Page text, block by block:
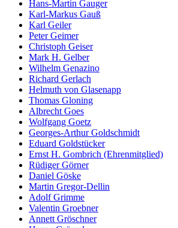
Hans-Martin Gauger
Karl-Markus Gauß
Karl Geiler
Peter Geimer
Christoph Geiser
Mark H. Gelber
Wilhelm Genazino
Richard Gerlach
Helmuth von Glasenapp
Thomas Gloning
Albrecht Goes
Wolfgang Goetz
Georges-Arthur Goldschmidt
Eduard Goldstücker
Ernst H. Gombrich (Ehrenmitglied)
Rüdiger Görner
Daniel Göske
Martin Gregor-Dellin
Adolf Grimme
Valentin Groebner
Annett Gröschner